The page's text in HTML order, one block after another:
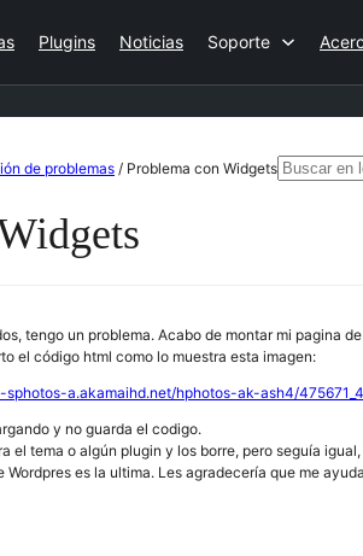
Plugins Noticias Soporte
de problemas / Problema con WidgetsBuscar:
tengo un problema. Acabo de montar mi pagina
el código html como lo muestra esta imagen:
a.akamaihd.net/hphotos-ak-ash4/
y no guarda el codigo.
el tema o algún plugin y los borre, pero seguía
Wordpres es la ultima. Les agradecería que me